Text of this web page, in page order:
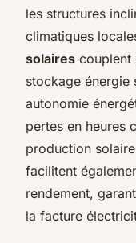
les structures
climatiques
solaires couplent
stockage énergie
autonomie
pertes en heures
production
facilitent
rendement,
la facture